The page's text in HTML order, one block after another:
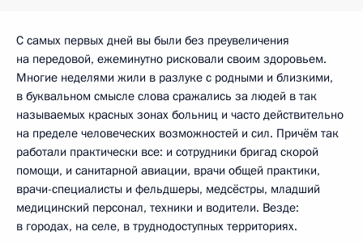
С самых первых дней вы были без преувеличения
на передовой, ежеминутно рисковали своим здоровьем.
Многие неделями жили в разлуке с родными и близкими,
в буквальном смысле слова сражались за людей в так
называемых красных зонах больниц и часто действительно
на пределе человеческих возможностей и сил. Причём так
работали практически все: и сотрудники бригад скорой
помощи, и санитарной авиации, врачи общей практики,
врачи-специалисты и фельдшеры, медсёстры, младший
медицинский персонал, техники и водители. Везде:
в городах, на селе, в труднодоступных территориях.